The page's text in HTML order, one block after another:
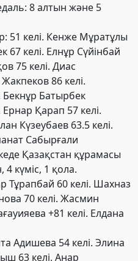
8 алтын және 5
51 келі. Кенже Мұратұлы
67 келі. Елнұр Сүйінбай
75 келі. Диас
86 келі.
Бекнұр Батырбек
Ернар Қарап 57 келі.
Күзеубаев 63.5 келі.
Сабырғали
Қазақстан құрамасы
күміс, 1 қола.
Тұрапбай 60 келі. Шахназ
70 келі. Жасмин
+81 келі. Елдана
Адишева 54 келі. Элина
63 келі. Анар